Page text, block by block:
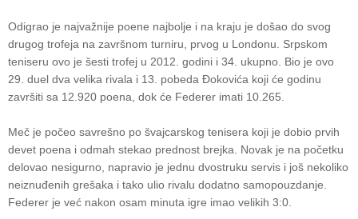
Odigrao je najvažnije poene najbolje i na kraju je došao do svog
drugog trofeja na završnom turniru, prvog u Londonu. Srpskom
teniseru ovo je šesti trofej u 2012. godini i 34. ukupno. Bio je ovo
29. duel dva velika rivala i 13. pobeda Đokovića koji će godinu
završiti sa 12.920 poena, dok će Federer imati 10.265.
Meč je počeo savrešno po švajcarskog tenisera koji je dobio prvih
devet poena i odmah stekao prednost brejka. Novak je na početku
delovao nesigurno, napravio je jednu dvostruku servis i još nekoliko
neiznuđenih grešaka i tako ulio rivalu dodatno samopouzdanje.
Federer je već nakon osam minuta igre imao velikih 3:0.